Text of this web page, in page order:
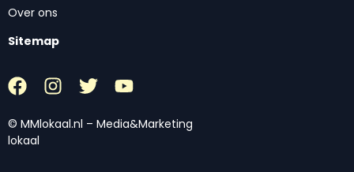
Over ons
Sitemap
© MMlokaal.nl – Media&Marketing
lokaal